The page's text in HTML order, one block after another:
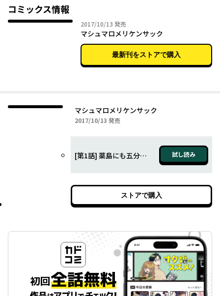
年B組の代表は喧嘩師・火野（ひの）に決まったはずだった。
……が、とある理由から薬島も代表に!?
キレ者、超怪力など、さまざまな他のクラス代表を蹴散らせるの
いじめられっ子ゆえの必勝法が冴え渡る!?
マシュマロ（いじめられっ子）×メリケンサック（喧嘩師）のコ
ンビネーションも見逃すな！"
コミックス情報
2017/10/13 2017年10月13日
発売
マシュマロメリケンサック
最新刊をストアで購入
マシュマロメリケンサック
2017/10/13 2017年10月13日
発売
[第1話] 薬島にも五分の魂 試し読み
ストアで購入